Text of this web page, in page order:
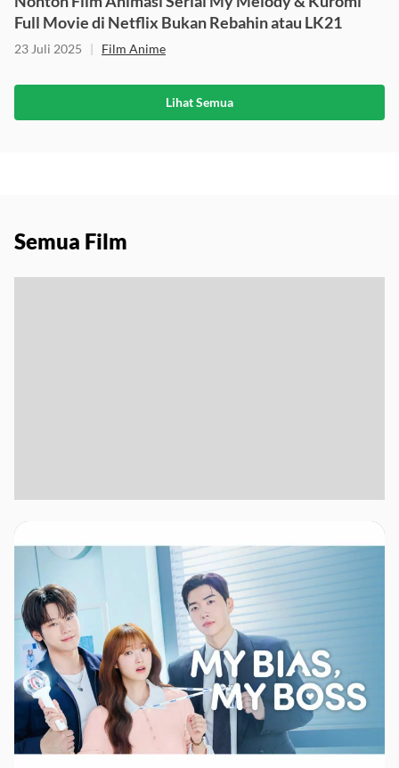
Full Movie di Netflix Bukan Rebahin atau LK21
23 Juli 2025 | Film Anime
Lihat Semua
Semua Film